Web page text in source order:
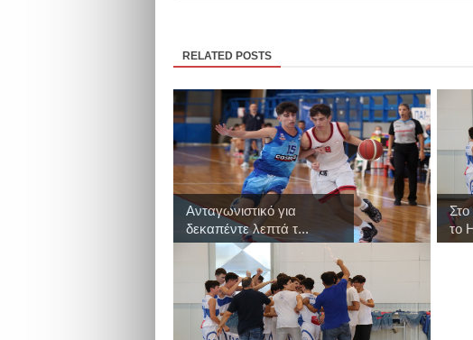
RELATED POSTS
Ανταγωνιστικό για
δεκαπέντε λεπτά τ...
το